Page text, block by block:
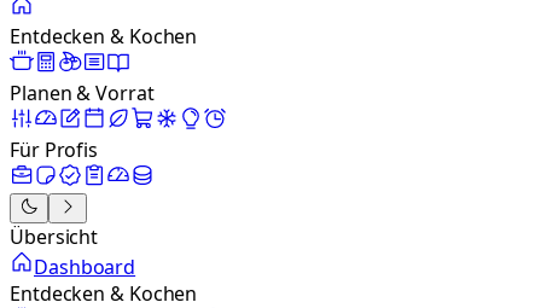
Entdecken & Kochen
Planen & Vorrat
Für Profis
Übersicht
Dashboard
Entdecken & Kochen